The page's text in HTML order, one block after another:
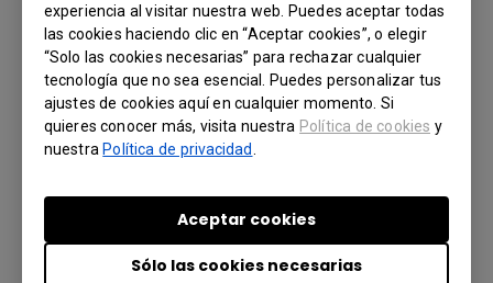
experiencia al visitar nuestra web. Puedes aceptar todas
las cookies haciendo clic en “Aceptar cookies”, o elegir
“Solo las cookies necesarias” para rechazar cualquier
tecnología que no sea esencial. Puedes personalizar tus
ajustes de cookies aquí en cualquier momento. Si
quieres conocer más, visita nuestra Política de cookies y
nuestra Política de privacidad
Sólo las cookies necesarias
Aceptar cookies
BenQ. Con tamaños de 55" a 86", estos Paneles
4K son ideales para mostrar imágenes grandes
y vibrantes que llamen la atención de los
clientes y los atraigan. El ST860K, en particular,
es capaz de producir imágenes de tamaño
natural con una claridad impresionante, lo que
productos a su tamaño real. Mientras tanto,
para los videowalls, Suzuki Italia optó por los
Paneles de Bisel Ultra Delgado PL490 y PL552.
Con biseles de sólo 3,5 mm de grosor y